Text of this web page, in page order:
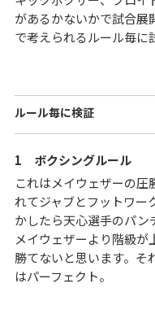
があるかないかで試合展
で考えられるルール毎に
ルール毎に検証
1 ボクシングルール
これはメイウェザーの圧
れてジャブとフットワー
かしたら天心選手のパン
メイウェザーより階級
勝てないと思います。そ
はパーフェクト。